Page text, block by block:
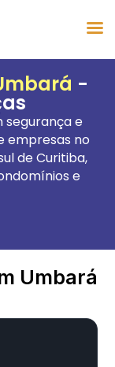
-
segurança e
empresas no
de Curitiba,
e
Umbará